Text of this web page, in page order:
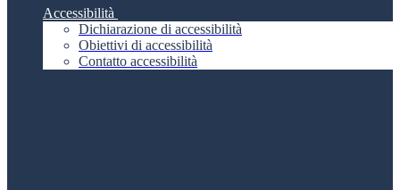
Accessibilità
Dichiarazione di accessibilità
Obiettivi di accessibilità
Contatto accessibilità